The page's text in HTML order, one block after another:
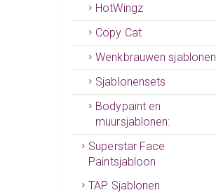
HotWingz
Copy Cat
Wenkbrauwen sjablonen
Sjablonensets
Bodypaint en
muursjablonen:
Superstar Face
Paintsjabloon
TAP Sjablonen